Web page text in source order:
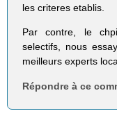
les criteres etablis.
Par contre, le
selectifs, nous
meilleurs experts
Répondre à ce